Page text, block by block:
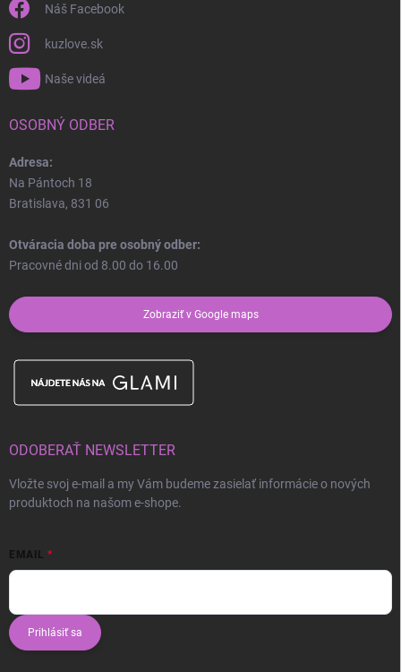
Náš Facebook
kuzlove.sk
Naše videá
OSOBNÝ ODBER
Adresa:
Na Pántoch 18
Bratislava, 831 06
Otváracia doba pre osobný odber:
Pracovné dni od 8.00 do 16.00
Zobraziť v Google maps
ODOBERAŤ NEWSLETTER
Vložte svoj e-mail a my Vám budeme zasielať informácie o nových
produktoch na našom e-shope.
EMAIL
Prihlásiť sa